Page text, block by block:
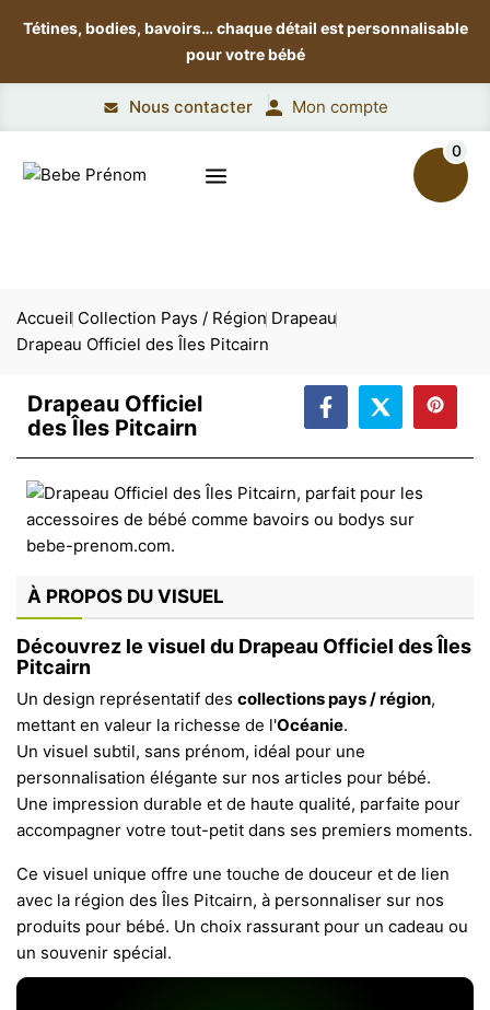
Tétines, bodies, bavoirs…chaque détail est personnalisable
pour votre bébé
Nous contacter Mon compte
0
Accueil Collection Pays / Région Drapeau
Drapeau Officiel des Îles Pitcairn
Drapeau Officiel
des Îles Pitcairn
À PROPOS DU VISUEL
Découvrez le visuel du Drapeau Officiel des Îles
Pitcairn
Un design représentatif des collections pays / région,
mettant en valeur la richesse de l'Océanie.
Un visuel subtil, sans prénom, idéal pour une
personnalisation élégante sur nos articles pour bébé.
Une impression durable et de haute qualité, parfaite pour
accompagner votre tout-petit dans ses premiers moments.
Ce visuel unique offre une touche de douceur et de lien
avec la région des Îles Pitcairn, à personnaliser sur nos
produits pour bébé. Un choix rassurant pour un cadeau ou
un souvenir spécial.